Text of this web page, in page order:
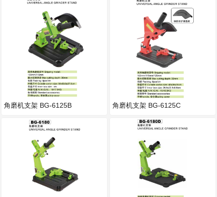
角磨机支架 BG-6125B 角磨机支架 BG-6125C